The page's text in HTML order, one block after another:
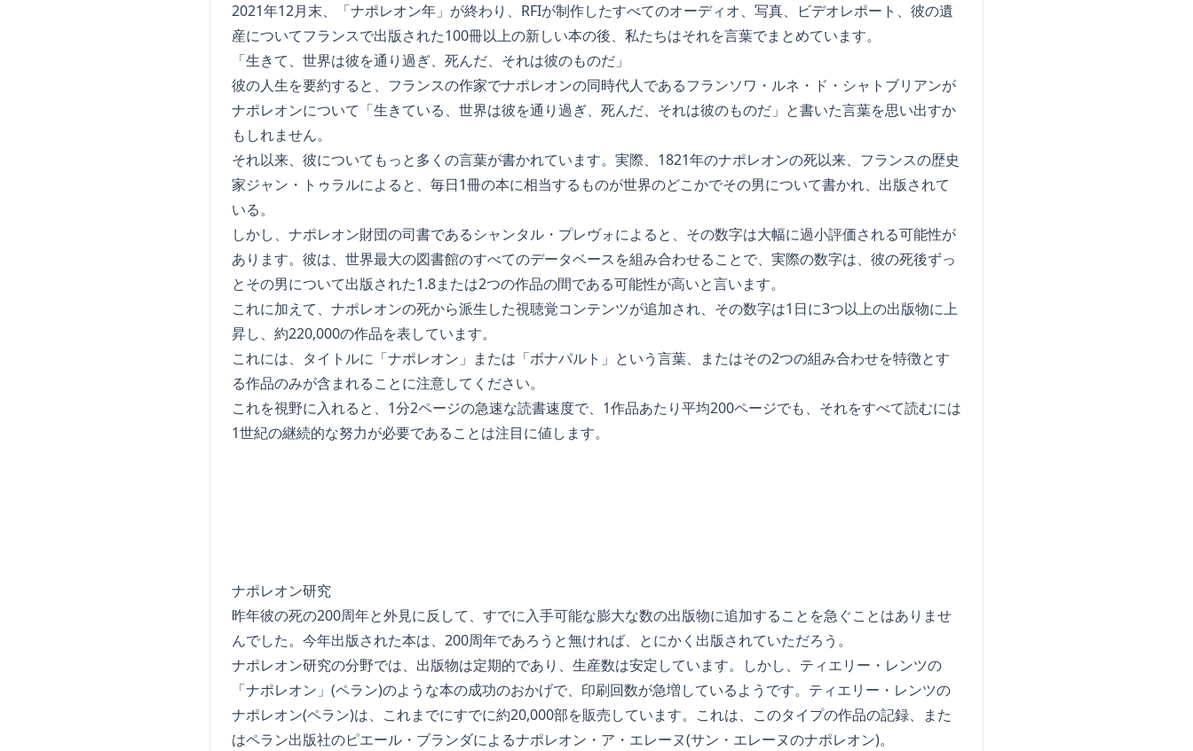
2021年12月末、「ナポレオン年」が終わり、RFIが制作したすべてのオーディオ、写真、ビデオレポート、彼の遺
産についてフランスで出版された100冊以上の新しい本の後、私たちはそれを言葉でまとめています。
「生きて、世界は彼を通り過ぎ、死んだ、それは彼のものだ」
彼の人生を要約すると、フランスの作家でナポレオンの同時代人であるフランソワ・ルネ・ド・シャトブリアンが
ナポレオンについて「生きている、世界は彼を通り過ぎ、死んだ、それは彼のものだ」と書いた言葉を思い出すか
もしれません。
それ以来、彼についてもっと多くの言葉が書かれています。実際、1821年のナポレオンの死以来、フランスの歴史
家ジャン・トゥラルによると、毎日1冊の本に相当するものが世界のどこかでその男について書かれ、出版されて
いる。
しかし、ナポレオン財団の司書であるシャンタル・プレヴォによると、その数字は大幅に過小評価される可能性が
あります。彼は、世界最大の図書館のすべてのデータベースを組み合わせることで、実際の数字は、彼の死後ずっ
とその男について出版された1.8または2つの作品の間である可能性が高いと言います。
これに加えて、ナポレオンの死から派生した視聴覚コンテンツが追加され、その数字は1日に3つ以上の出版物に上
昇し、約220,000の作品を表しています。
これには、タイトルに「ナポレオン」または「ボナパルト」という言葉、またはその2つの組み合わせを特徴とす
る作品のみが含まれることに注意してください。
これを視野に入れると、1分2ページの急速な読書速度で、1作品あたり平均200ページでも、それをすべて読むには
1世紀の継続的な努力が必要であることは注目に値します。
ナポレオン研究
昨年彼の死の200周年と外見に反して、すでに入手可能な膨大な数の出版物に追加することを急ぐことはありませ
んでした。今年出版された本は、200周年であろうと無ければ、とにかく出版されていただろう。
ナポレオン研究の分野では、出版物は定期的であり、生産数は安定しています。しかし、ティエリー・レンツの
「ナポレオン」(ペラン)のような本の成功のおかげで、印刷回数が急増しているようです。ティエリー・レンツの
ナポレオン(ペラン)は、これまでにすでに約20,000部を販売しています。これは、このタイプの作品の記録、また
はペラン出版社のピエール・ブランダによるナポレオン・ア・エレーヌ(サン・エレーヌのナポレオン)。